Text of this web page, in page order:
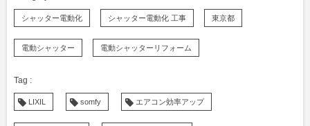
シャッター電動化 シャッター電動化 工事 東京都
電動シャッター 電動シャッターリフォーム
LIXIL somfy エアコン効率アップ